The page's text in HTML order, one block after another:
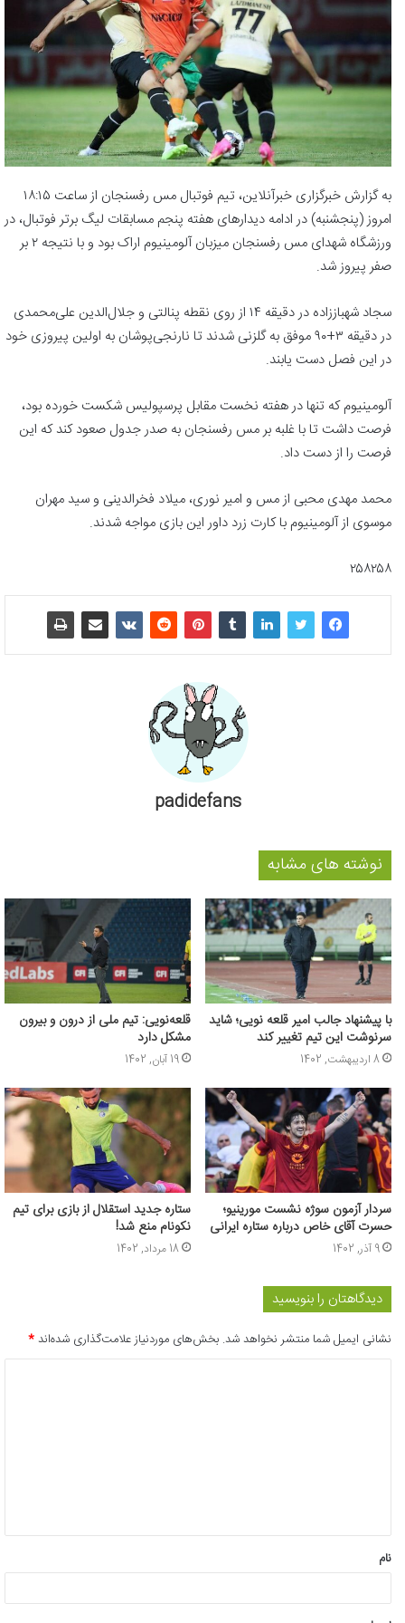
به گزارش خبرگزاری خبرآنلاین، تیم فوتبال مس رفسنجان از ساعت ۱۸:۱۵
امروز (پنجشنبه) در ادامه دیدارهای هفته پنجم مسابقات لیگ برتر فوتبال، در
ورزشگاه شهدای مس رفسنجان میزبان آلومینیوم اراک بود و با نتیجه ۲ بر
صفر پیروز شد.
سجاد شهباززاده در دقیقه ۱۴ از روی نقطه پنالتی و جلال‌الدین علی‌محمدی
در دقیقه ۳+۹۰ موفق به گلزنی شدند تا نارنجی‌پوشان به اولین پیروزی خود
در این فصل دست یابند.
آلومینیوم که تنها در هفته نخست مقابل پرسپولیس شکست خورده بود،
فرصت داشت تا با غلبه بر مس رفسنجان به صدر جدول صعود کند که این
فرصت را از دست داد.
محمد مهدی محبی از مس و امیر نوری، میلاد فخرالدینی و سید مهران
موسوی از آلومینیوم با کارت زرد داور این بازی مواجه شدند.
۲۵۸۲۵۸
padidefans
نوشته های مشابه
با پیشنهاد جالب امیر قلعه نویی؛ شاید
سرنوشت این تیم تغییر کند
8 اردیبهشت, 1402
قلعه‌نویی: تیم ملی از درون و بیرون
مشکل دارد
19 آبان, 1402
سردار آزمون سوژه نشست مورینیو؛
حسرت آقای خاص درباره ستاره ایرانی
9 آذر, 1402
ستاره جدید استقلال از بازی برای تیم
نکونام منع شد!
18 مرداد, 1402
دیدگاهتان را بنویسید
نشانی ایمیل شما منتشر نخواهد شد. بخش‌های موردنیاز علامت‌گذاری شده‌اند*
*
نام